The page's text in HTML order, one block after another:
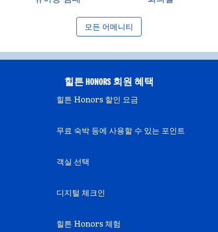
모든 어메니티
힐튼 HONORS 회원 혜택
힐튼 Honors 할인 요금
무료 숙박 등에 사용할 수 있는 포인트
객실 선택
디지털 체크인
힐튼 Honors 체험